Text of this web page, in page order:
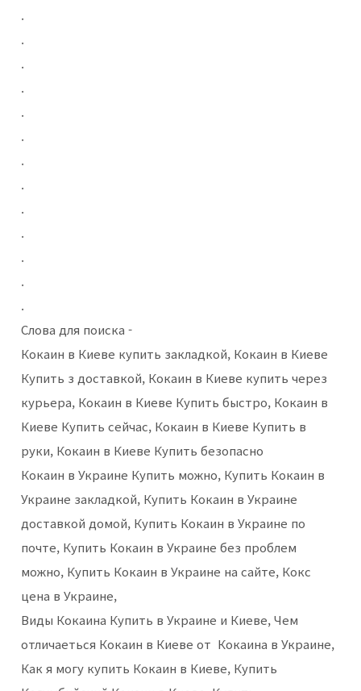
.
.
.
.
.
.
.
.
.
.
.
.
.
Слова для поиска -
Кокаин в Киеве купить закладкой, Кокаин в Киеве
Купить з доставкой, Кокаин в Киеве купить через
курьера, Кокаин в Киеве Купить быстро, Кокаин в
Киеве Купить сейчас, Кокаин в Киеве Купить в
руки, Кокаин в Киеве Купить безопасно
Кокаин в Украине Купить можно, Купить Кокаин в
Украине закладкой, Купить Кокаин в Украине
доставкой домой, Купить Кокаин в Украине по
почте, Купить Кокаин в Украине без проблем
можно, Купить Кокаин в Украине на сайте, Кокс
цена в Украине,
Виды Кокаина Купить в Украине и Киеве, Чем
отличаеться Кокаин в Киеве от Кокаина в Украине,
Как я могу купить Кокаин в Киеве, Купить